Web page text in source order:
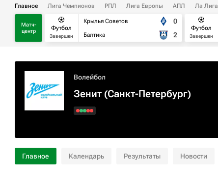
Главное Лига Чемпионов РПЛ Лига Европы АПЛ Ла Лига
Матч-
центр
Футбол
Завершен
Крылья Советов
Балтика
0
2
Футбол
Завершен
Волейбол
Зенит (Санкт-Петербург)
Главное Календарь Результаты Новости